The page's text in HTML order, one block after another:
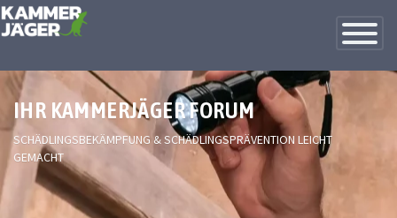
Toggle
IHR KAMMERJÄGER FORUM
SCHÄDLINGSBEKÄMPFUNG & SCHÄDLINGSPRÄVENTION LEICHT
GEMACHT